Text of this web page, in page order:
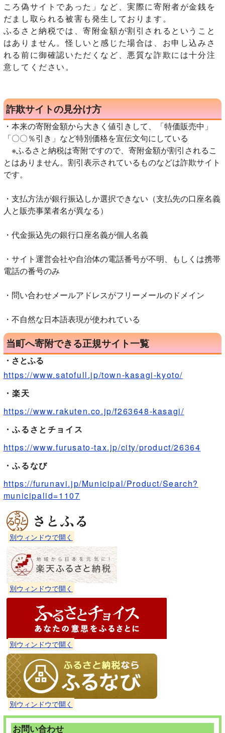
ころ偽サイトであった」など、実際に寄附者が金銭を
だまし取られる被害も発生しております。
ふるさと納税では、寄附金額が割引されるということ
はありません。怪しいと感じた場合は、お申し込みさ
れる前に御確認いただくなど、悪質な詐欺には十分注
意してください。
詐欺サイトの見分け方
・本来の寄附金額から大きく値引きして、「特価販売中」
「〇〇％引き」など特別価格を宣伝文句にしている
※ふるさと納税は寄附ですので、寄附金額が割引されるこ
とはありません。割引表示されているものなどは詐欺サイト
です。
・支払方法が銀行振込しか選択できない（支払先の口座名義
人と販売事業者名が異なる）
・代金振込先の銀行口座名義が個人名義
・サイト運営会社や自治体の電話番号が不明、もしくは携帯
電話の番号のみ
・問い合わせメールアドレスがフリーメールのドメイン
・不自然な日本語表現が使われている
当町へ寄附できる正規サイト一覧
・さとふる
https://www.satofull.jp/town-kasagi-kyoto/
・楽天
https://www.rakuten.co.jp/f263648-kasagi/
・ふるさとチョイス
https://www.furusato-tax.jp/city/product/26364
・ふるなび
https://furunavi.jp/Municipal/Product/Search?
municipalid=1107
別ウィンドウで開く
別ウィンドウで開く
別ウィンドウで開く
別ウィンドウで開く
お問い合わせ